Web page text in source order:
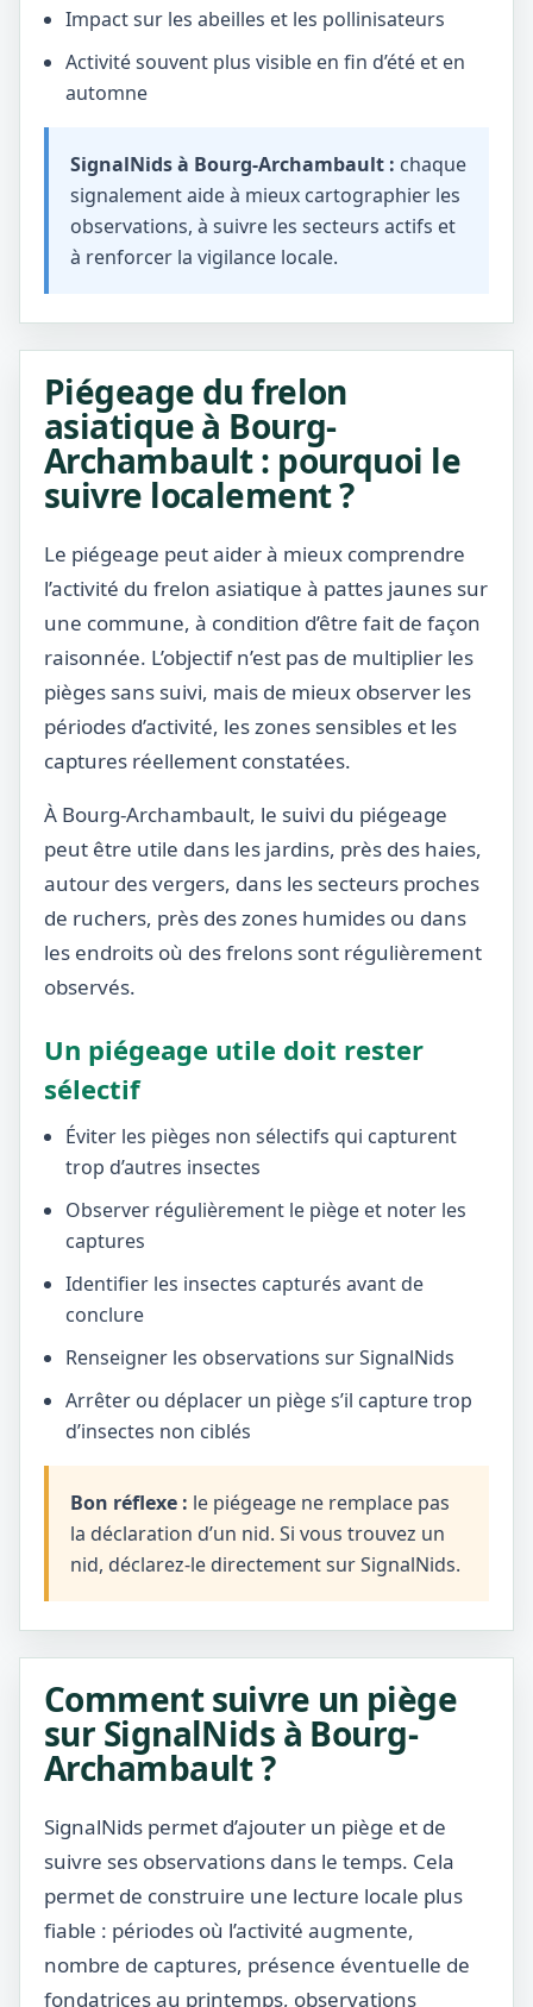
Impact sur les abeilles et les pollinisateurs
Activité souvent plus visible en fin d’été et en
automne
SignalNids à Bourg-Archambault : chaque
signalement aide à mieux cartographier les
observations, à suivre les secteurs actifs et
à renforcer la vigilance locale.
Piégeage du frelon
asiatique à Bourg-
Archambault : pourquoi le
suivre localement ?
Le piégeage peut aider à mieux comprendre
l’activité du frelon asiatique à pattes jaunes sur
une commune, à condition d’être fait de façon
raisonnée. L’objectif n’est pas de multiplier les
pièges sans suivi, mais de mieux observer les
périodes d’activité, les zones sensibles et les
captures réellement constatées.
À Bourg-Archambault, le suivi du piégeage
peut être utile dans les jardins, près des haies,
autour des vergers, dans les secteurs proches
de ruchers, près des zones humides ou dans
les endroits où des frelons sont régulièrement
observés.
Un piégeage utile doit rester
sélectif
Éviter les pièges non sélectifs qui capturent
trop d’autres insectes
Observer régulièrement le piège et noter les
captures
Identifier les insectes capturés avant de
conclure
Renseigner les observations sur SignalNids
Arrêter ou déplacer un piège s’il capture trop
d’insectes non ciblés
Bon réflexe : le piégeage ne remplace pas
la déclaration d’un nid. Si vous trouvez un
nid, déclarez-le directement sur SignalNids.
Comment suivre un piège
sur SignalNids à Bourg-
Archambault ?
SignalNids permet d’ajouter un piège et de
suivre ses observations dans le temps. Cela
permet de construire une lecture locale plus
fiable : périodes où l’activité augmente,
nombre de captures, présence éventuelle de
fondatrices au printemps, observations